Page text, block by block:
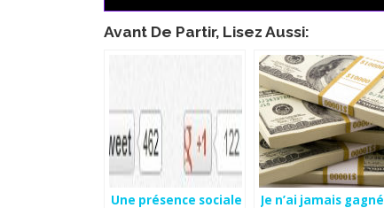
Avant De Partir, Lisez Aussi:
Une présence sociale
Je n’ai jamais gagné